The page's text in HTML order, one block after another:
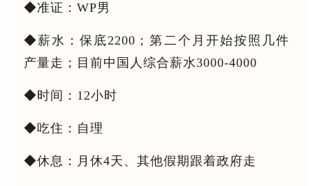
◆准证：WP男
◆薪水：保底2200；第二个月开始按照几件
产量走；目前中国人综合薪水3000-4000
◆时间：12小时
◆吃住：自理
◆休息：月休4天、其他假期跟着政府走